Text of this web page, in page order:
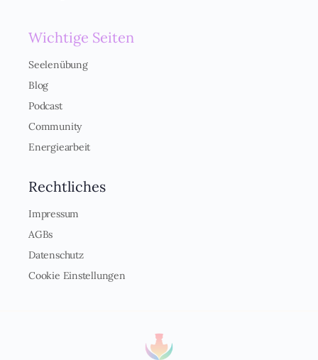
*
Wichtige Seiten
Seelenübung
Blog
Podcast
Community
Energiearbeit
Rechtliches
Impressum
AGBs
Datenschutz
Cookie Einstellungen